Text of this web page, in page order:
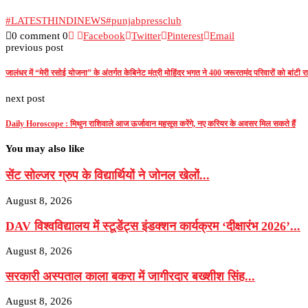
#LATESTHINDINEWS#punjabpressclub
0 comment 0 Facebook Twitter Pinterest Email
previous post
जालंधर में “मेरी रसोई योजना” के अंतर्गत केबिनेट मंत्री मोहिंदर भगत ने 400 जरूरतमंद परिवारों को बांटी
next post
Daily Horoscope : मिथुन राशिवाले आज ऊर्जावान महसूस करेंगे, नए करियर के अवसर मिल सकते हैं
You may also like
सेंट सोल्जर ग्रुप के विद्यार्थियों ने जोनल खेलों...
August 8, 2026
DAV विश्वविद्यालय में स्टूडेंट्स इंडक्शन कार्यक्रम ‘दीक्षारंभ 2026’...
August 8, 2026
सरकारी अस्पताल काला बकरा में जागीरदार बख्शीश सिंह...
August 8, 2026